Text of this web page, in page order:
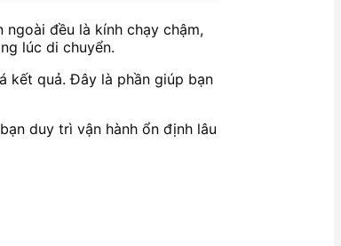
ngoài đều là kính chạy chậm,
lúc di chuyển.
kết quả. Đây là phần giúp bạn
duy trì vận hành ổn định lâu